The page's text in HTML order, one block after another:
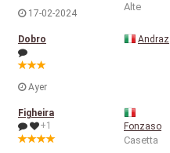
17-02-2024
Alte
Dobro
Ayer
Andraz
Figheira
+1
Fonzaso
Casetta